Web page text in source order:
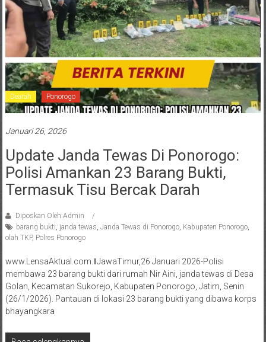
Dearah Ponorogo
Januari 26, 2026
Update Janda Tewas Di Ponorogo:
Polisi Amankan 23 Barang Bukti,
Termasuk Tisu Bercak Darah
Diposkan Oleh:Admin
barang bukti janda tewas Janda Tewas di Ponorogo, Kabupaten Ponorogo,
olah TKP, Polres Ponorogo
www.LensaAktual.com.ǁJawaTimur,26 Januari 2026-Polisi
membawa 23 barang bukti dari rumah Nir Aini, janda tewas di Desa
Golan, Kecamatan Sukorejo, Kabupaten Ponorogo, Jatim, Senin
(26/1/2026). Pantauan di lokasi 23 barang bukti yang dibawa korps
bhayangkara